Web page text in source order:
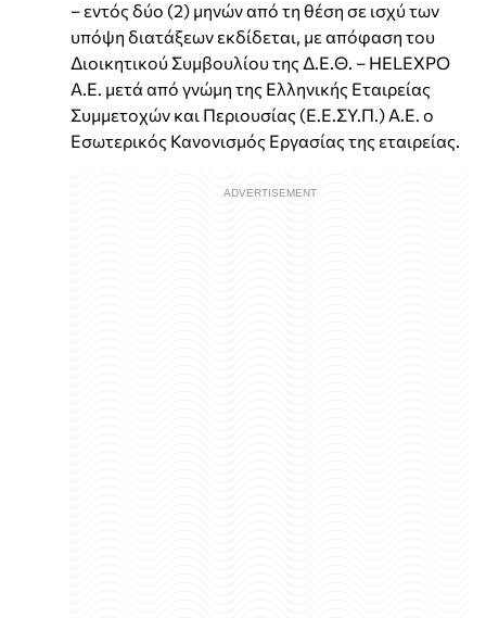
– εντός δύο (2) μηνών από τη θέση σε ισχύ των
υπόψη διατάξεων εκδίδεται, με απόφαση του
Διοικητικού Συμβουλίου της Δ.Ε.Θ. – HELEXPO
A.E. μετά από γνώμη της Ελληνικής Εταιρείας
Συμμετοχών και Περιουσίας (Ε.Ε.ΣΥ.Π.) Α.Ε. ο
Εσωτερικός Κανονισμός Εργασίας της εταιρείας.